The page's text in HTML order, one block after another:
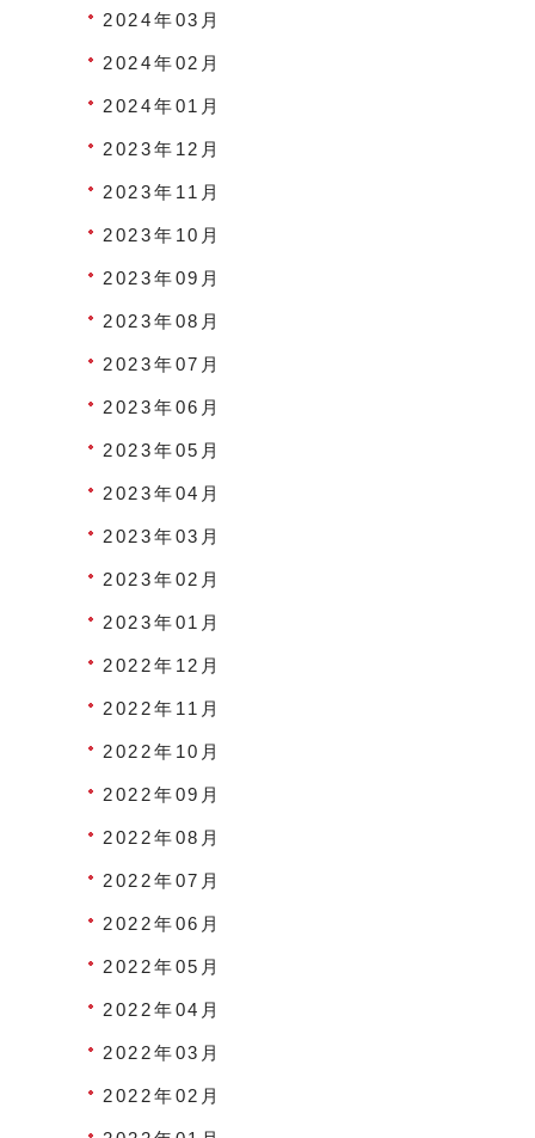
2024年03月
2024年02月
2024年01月
2023年12月
2023年11月
2023年10月
2023年09月
2023年08月
2023年07月
2023年06月
2023年05月
2023年04月
2023年03月
2023年02月
2023年01月
2022年12月
2022年11月
2022年10月
2022年09月
2022年08月
2022年07月
2022年06月
2022年05月
2022年04月
2022年03月
2022年02月